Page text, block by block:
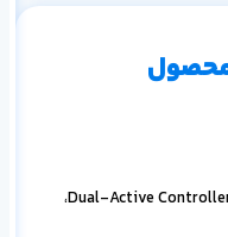
محصول
قیمت Fortigate 3200F با مشخصات Dual-Active Controller،